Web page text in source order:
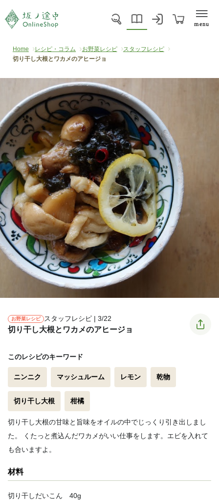
menu
Home レシピ・コラム お野菜レシピ
スタッフレシピ
切り干し大根とワカメのアヒージョ
お野菜レシピ スタッフレシピ | 3/22
切り干し大根とワカメのアヒージョ
このレシピのキーワード
ニンニク マッシュルーム レモン 乾物
切り干し大根 柑橘
切り干し大根の甘味と旨味をオイルの中でじっくり引き出しまし
た。 くたっと煮込んだワカメがいい仕事をします。エビを入れて
も合いますよ。
材料
切り干しだいこん 40g